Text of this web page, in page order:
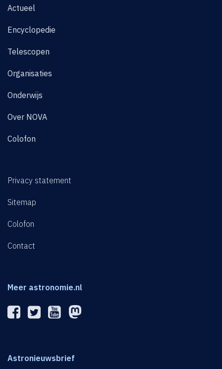
Actueel
Encyclopedie
Telescopen
Organisaties
Onderwijs
Over NOVA
Colofon
Privacy statement
Sitemap
Colofon
Contact
Meer astronomie.nl
Astronieuwsbrief